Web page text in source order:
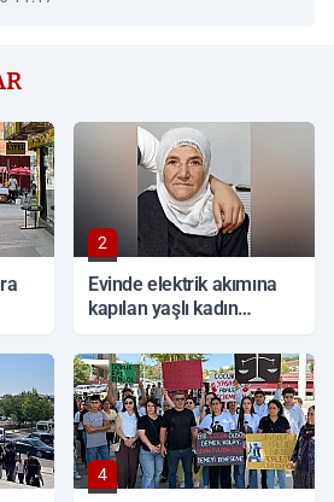
2
Evinde elektrik akımına
kapılan yaşlı kadın
4